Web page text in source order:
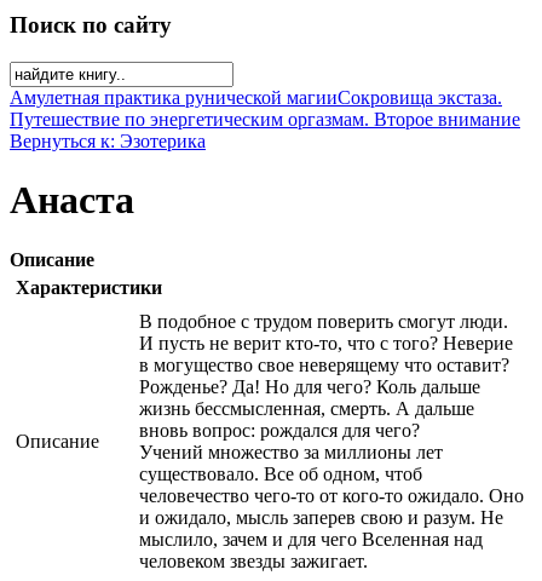
Поиск по сайту
Амулетная практика рунической магииСокровища экстаза.
Путешествие по энергетическим оргазмам. Второе внимание
Вернуться к: Эзотерика
Анаста
Описание
Характеристики
Описание
В подобное с трудом поверить смогут люди.
И пусть не верит кто-то, что с того? Неверие
в могущество свое неверящему что оставит?
Рожденье? Да! Но для чего? Коль дальше
жизнь бессмысленная, смерть. А дальше
вновь вопрос: рождался для чего?
Учений множество за миллионы лет
существовало. Все об одном, чтоб
человечество чего-то от кого-то ожидало. Оно
и ожидало, мысль заперев свою и разум. Не
мыслило, зачем и для чего Вселенная над
человеком звезды зажигает.